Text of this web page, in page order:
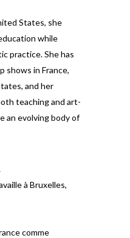
States, she
while
practice. She has
shows in France,
and her
teaching and art-
an evolving body of
à Bruxelles,
comme